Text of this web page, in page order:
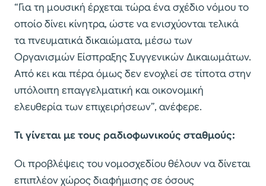
“Για τη μουσική έρχεται τώρα ένα σχέδιο νόμου το
οποίο δίνει κίνητρα, ώστε να ενισχύονται τελικά
τα πνευματικά δικαιώματα, μέσω των
Οργανισμών Είσπραξης Συγγενικών Δικαιωμάτων.
Από κει και πέρα όμως δεν ενοχλεί σε τίποτα στην
υπόλοιπη επαγγελματική και οικονομική
ελευθερία των επιχειρήσεων”, ανέφερε.
Τι γίνεται με τους ραδιοφωνικούς σταθμούς:
Οι προβλέψεις του νομοσχεδίου θέλουν να δίνεται
επιπλέον χώρος διαφήμισης σε όσους